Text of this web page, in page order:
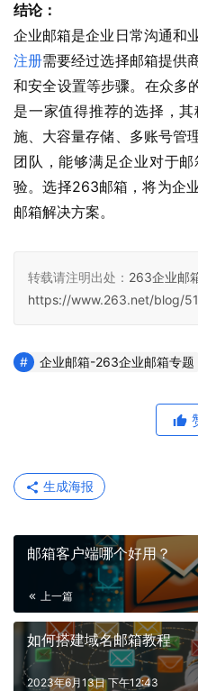
结论：
企业邮箱是企业日常沟通和
注册需要经过选择邮箱提供
和安全设置等步骤。在众多
是一家值得推荐的选择，
施、大容量存储、多账号管
团队，能够满足企业对于
验。选择263邮箱，将为企
邮箱解决方案。
转载请注明出处： 263企业邮
https://www.263.net/blog/
企业邮箱-263企业邮箱专题
生成海报
邮箱客户端哪个好用？
上一篇
如何搭建域名邮箱教程
2023年6月13日 下午12:43